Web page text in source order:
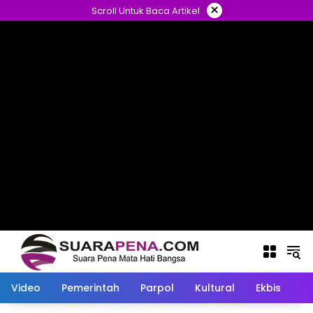
ke
Scroll Untuk Baca Artikel ×
Video Pemerintah Parpol Kultural Ekbis